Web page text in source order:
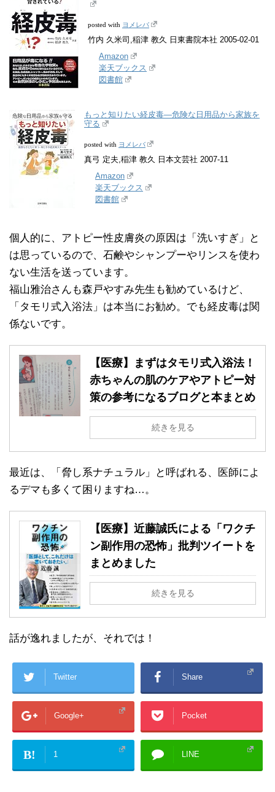
posted with ヨメレバ
竹内 久米司,稲津 教久 日東書院本社 2005-02-01
Amazon
楽天ブックス
図書館
もっと知りたい経皮毒―危険な日用品から家族を
守る
posted with ヨメレバ
真弓 定夫,稲津 教久 日本文芸社 2007-11
Amazon
楽天ブックス
図書館
個人的に、アトピー性皮膚炎の原因は「洗いすぎ」と
は思っているので、石鹸やシャンプーやリンスを使わ
ない生活を送っています。
福山雅治さんも森戸やすみ先生も勧めているけど、
「タモリ式入浴法」は本当にお勧め。でも経皮毒は関
係ないです。
【医療】まずはタモリ式入浴法！
赤ちゃんの肌のケアやアトピー対
策の参考になるブログと本まとめ
続きを見る
最近は、「脅し系ナチュラル」と呼ばれる、医師によ
るデマも多くて困りますね…。
【医療】近藤誠氏による「ワクチ
ン副作用の恐怖」批判ツイートを
まとめました
続きを見る
話が逸れましたが、それでは！
Twitter Share
Google+ Pocket
B! 1 LINE